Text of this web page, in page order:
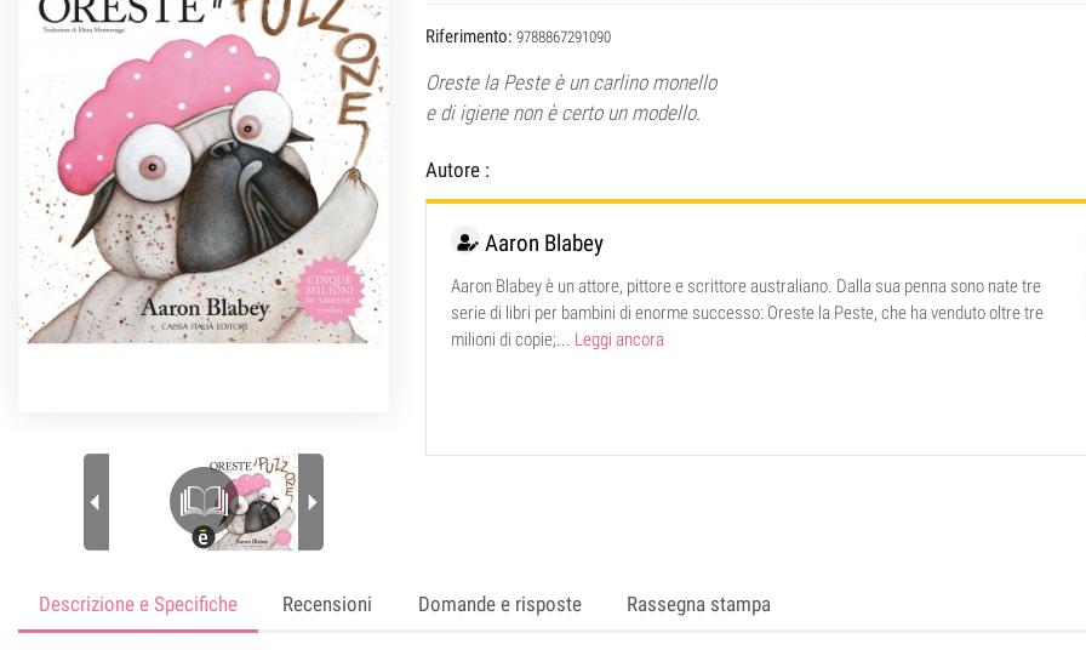
Riferimento: 9788867291090
Oreste la Peste è un carlino monello
e di igiene non è certo un modello.
Autore :
Aaron Blabey
Aaron Blabey è un attore, pittore e scrittore australiano. Dalla sua penna sono nate tre
serie di libri per bambini di enorme successo: Oreste la Peste, che ha venduto oltre tre
milioni di copie;... Leggi ancora
Descrizione e Specifiche Recensioni Domande e risposte Rassegna stampa